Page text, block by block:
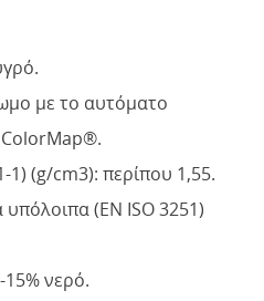
με το αυτόματο
1) (g/cm3): περίπου 1,55.
υπόλοιπα (EN ISO 3251)
νερό.